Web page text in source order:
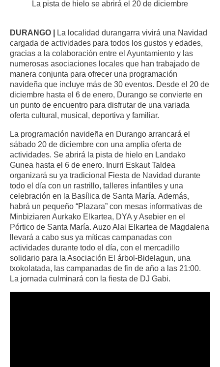
La pista de hielo se abrirá el 20 de diciembre
DURANGO |
La localidad durangarra vivirá una Navidad
cargada de actividades para todos los gustos y edades,
gracias a la colaboración entre el Ayuntamiento y las
numerosas asociaciones locales que han trabajado de
manera conjunta para ofrecer una programación
navideña que incluye más de 30 eventos. Desde el 20 de
diciembre hasta el 6 de enero, Durango se convierte en
un punto de encuentro para disfrutar de una variada
oferta cultural, musical, deportiva y familiar.
La programación navideña en Durango arrancará el
sábado 20 de diciembre con una amplia oferta de
actividades. Se abrirá la pista de hielo en Landako
Gunea hasta el 6 de enero. Inurri Eskaut Taldea
organizará su ya tradicional Fiesta de Navidad durante
todo el día con un rastrillo, talleres infantiles y una
celebración en la Basílica de Santa María. Además,
habrá un pequeño “Plazara” con mesas informativas de
Minbiziaren Aurkako Elkartea, DYA y Asebier en el
Pórtico de Santa María. Auzo Alai Elkartea de Magdalena
llevará a cabo sus ya míticas campanadas con
actividades durante todo el día, con el mercadillo
solidario para la Asociación El árbol-Bidelagun, una
txokolatada, las campanadas de fin de año a las 21:00.
La jornada culminará con la fiesta de DJ Gabi.